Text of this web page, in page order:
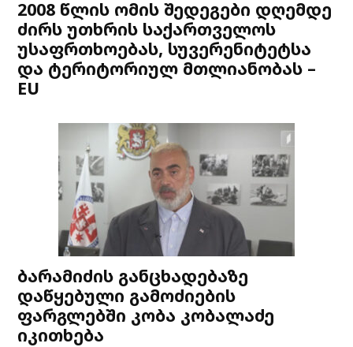
2008 წლის ომის შედეგები დღემდე
ძირს უთხრის საქართველოს
უსაფრთხოებას, სუვერენიტეტსა
და ტერიტორიულ მთლიანობას –
EU
ბარამიძის განცხადებაზე
დაწყებული გამოძიების
ფარგლებში კობა კობალაძე
იკითხება